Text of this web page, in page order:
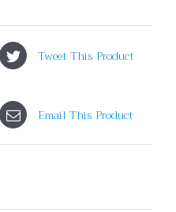
Tweet This Product
Email This Product